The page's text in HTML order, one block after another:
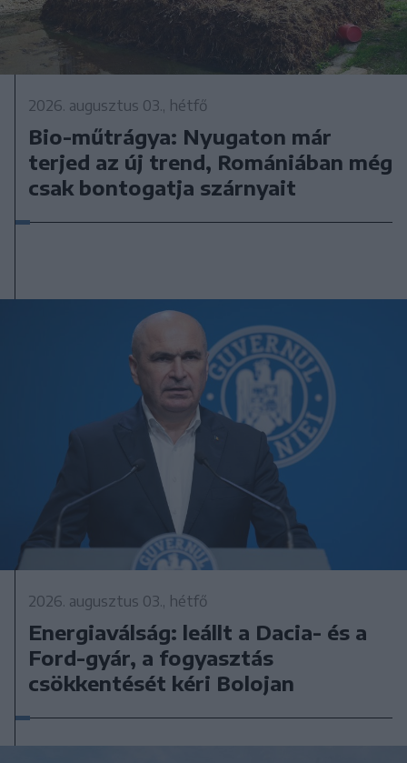
2026. augusztus 03., hétfő
Bio-műtrágya: Nyugaton már
terjed az új trend, Romániában még
csak bontogatja szárnyait
2026. augusztus 03., hétfő
Energiaválság: leállt a Dacia- és a
Ford-gyár, a fogyasztás
csökkentését kéri Bolojan